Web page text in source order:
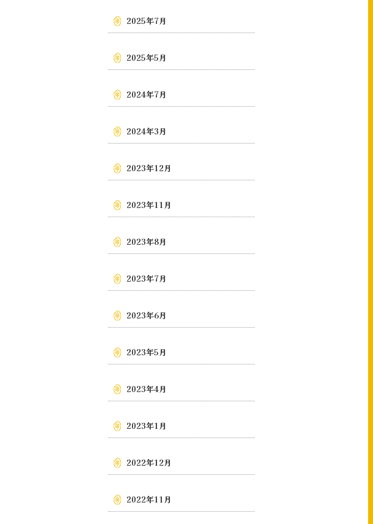
2025年7月
2025年5月
2024年7月
2024年3月
2023年12月
2023年11月
2023年8月
2023年7月
2023年6月
2023年5月
2023年4月
2023年1月
2022年12月
2022年11月